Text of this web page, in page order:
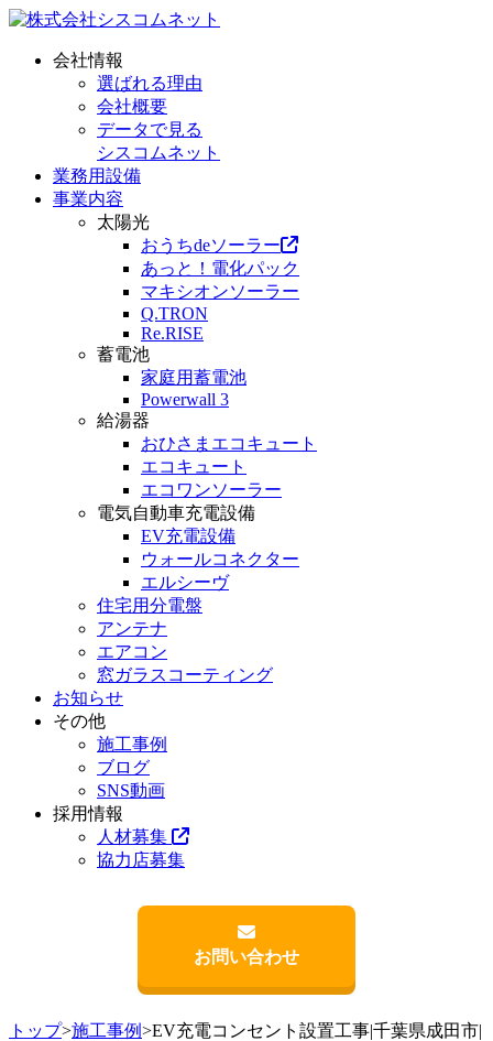
会社情報
選ばれる理由
会社概要
データで見る
シスコムネット
業務用設備
事業内容
太陽光
おうちdeソーラー
あっと！電化パック
マキシオンソーラー
Q.TRON
Re.RISE
蓄電池
家庭用蓄電池
Powerwall 3
給湯器
おひさまエコキュート
エコキュート
エコワンソーラー
電気自動車充電設備
EV充電設備
ウォールコネクター
エルシーヴ
住宅用分電盤
アンテナ
エアコン
窓ガラスコーティング
お知らせ
その他
施工事例
ブログ
SNS動画
採用情報
人材募集
協力店募集
お問い合わせ
トップ>施工事例>EV充電コンセント設置工事|千葉県成田市|